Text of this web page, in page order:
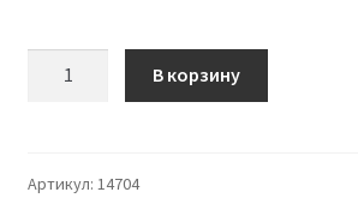
310
В корзину
Артикул: 14704